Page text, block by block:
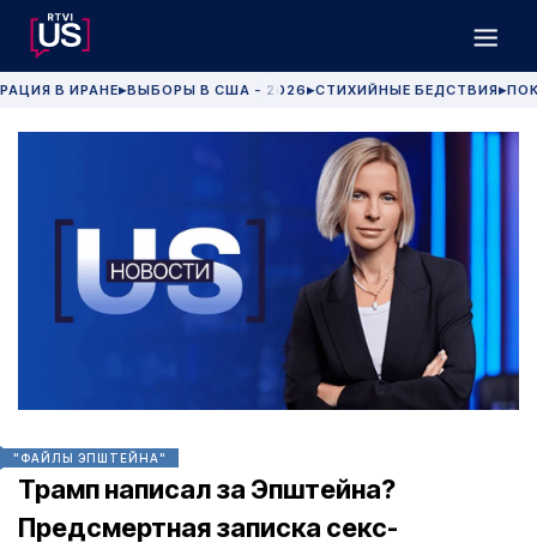
В ИРАНЕ▶ВЫБОРЫ В США - 2026 ▶СТИХИЙНЫЕ БЕДСТВИЯ▶
"ФАЙЛЫ ЭПШТЕЙНА"
Трамп написал за Эпштейна?
Предсмертная записка секс-